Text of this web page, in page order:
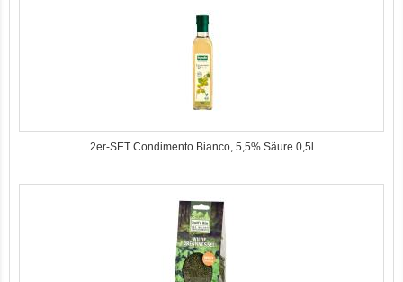
2er-SET Condimento Bianco, 5,5% Säure 0,5l